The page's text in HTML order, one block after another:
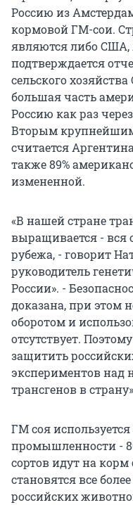
Россию из
кормовой ГМ-сои.
являются либо США,
подтверждается
сельского
большая часть
Россию как раз
Вторым
считается
также 89%
измененной.
«В нашей стране
выращивается - вся
рубежа, - говорит
руководитель
России». -
доказана, при этом
оборотом и
отсутствует.
защитить
экспериментов над
трансгенов в
ГМ соя
промышленности -
сортов идут на
становятся все
российских